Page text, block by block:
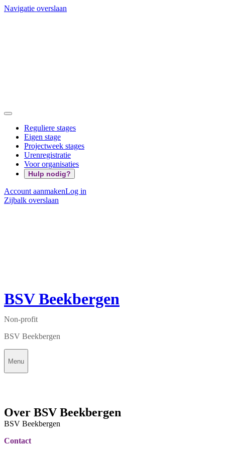
Navigatie overslaan
Reguliere stages
Eigen stage
Projectweek stages
Urenregistratie
Voor organisaties
Hulp nodig?
Account aanmakenLog in
Zijbalk overslaan
BSV Beekbergen
Non-profit
BSV Beekbergen
Menu
Over BSV Beekbergen
BSV Beekbergen
Contact